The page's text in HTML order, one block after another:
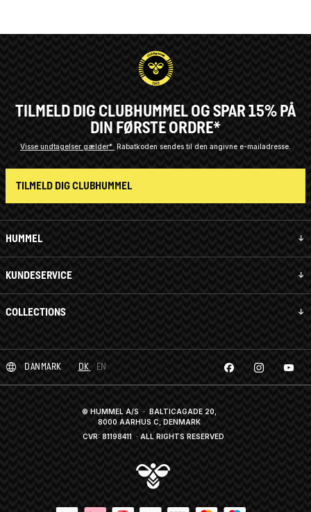
HUMMEL
KUNDESERVICE
COLLECTIONS
TILMELD DIG CLUBHUMMEL OG SPAR 15% PÅ
DIN FØRSTE ORDRE*
Visse undtagelser gælder* Rabatkoden sendes til den angivne e-mailadresse.
TILMELD DIG CLUBHUMMEL
DANMARK DK EN
© HUMMEL A/S · BALTICAGADE 20,
8000 AARHUS C, DENMARK
CVR: 81198411 · ALL RIGHTS RESERVED